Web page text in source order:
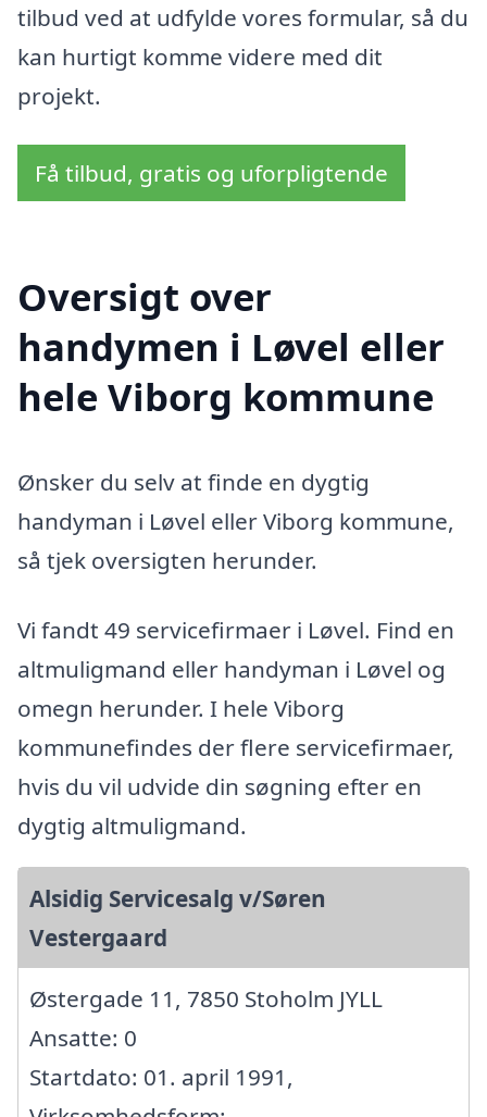
tilbud ved at udfylde vores formular, så du
kan hurtigt komme videre med dit
projekt.
Få tilbud, gratis og uforpligtende
Oversigt over
handymen i Løvel eller
hele Viborg kommune
Ønsker du selv at finde en dygtig
handyman i Løvel eller Viborg kommune,
så tjek oversigten herunder.
Vi fandt 49 servicefirmaer i Løvel. Find en
altmuligmand eller handyman i Løvel og
omegn herunder. I hele Viborg
kommunefindes der flere servicefirmaer,
hvis du vil udvide din søgning efter en
dygtig altmuligmand.
Alsidig Servicesalg v/Søren
Vestergaard
Østergade 11, 7850 Stoholm JYLL
Ansatte: 0
Startdato: 01. april 1991,